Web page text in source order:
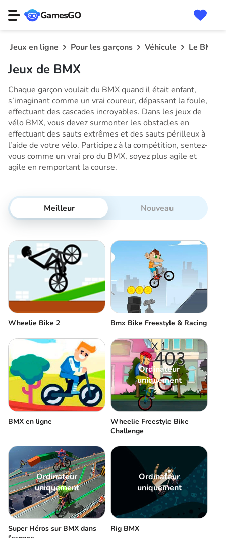
GamesGO
Jeux en ligne Pour les garçons Véhicule Le BMX
Jeux de BMX
Chaque garçon voulait du BMX quand il était enfant,
s’imaginant comme un vrai coureur, dépassant la foule,
effectuant des cascades incroyables. Dans les jeux de
vélo BMX, vous devez surmonter les obstacles en
effectuant des sauts extrêmes et des sauts périlleux à
l’aide de votre vélo. Participez à la compétition, sentez-
vous comme un vrai pro du BMX, soyez plus agile et
agile en remportant la course.
Meilleur Nouveau
Wheelie Bike 2 Bmx Bike Freestyle & Racing
BMX en ligne
Ordinateur
uniquement
Wheelie Freestyle Bike
Challenge
Ordinateur
uniquement
Super Héros sur BMX dans
Ordinateur
uniquement
Rig BMX